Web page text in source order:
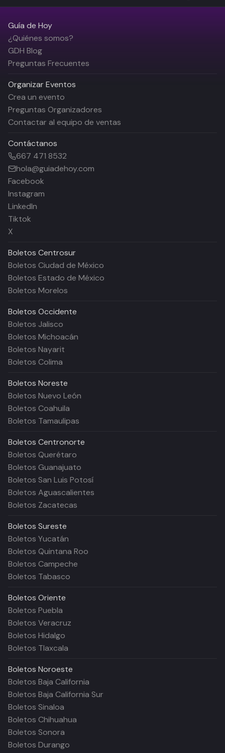
Guía de Hoy
¿Quiénes somos?
GDH Blog
Preguntas Frecuentes
Organizar Eventos
Crea un evento
Preguntas Organizadores
Contactar al equipo de ventas
Contáctanos
667 471 8532
hola@guiadehoy.com
Facebook
Instagram
LinkedIn
Tiktok
X
Boletos Centrosur
Boletos Ciudad de México
Boletos Estado de México
Boletos Morelos
Boletos Occidente
Boletos Jalisco
Boletos Michoacán
Boletos Nayarit
Boletos Colima
Boletos Noreste
Boletos Nuevo León
Boletos Coahuila
Boletos Tamaulipas
Boletos Centronorte
Boletos Querétaro
Boletos Guanajuato
Boletos San Luis Potosí
Boletos Aguascalientes
Boletos Zacatecas
Boletos Sureste
Boletos Yucatán
Boletos Quintana Roo
Boletos Campeche
Boletos Tabasco
Boletos Oriente
Boletos Puebla
Boletos Veracruz
Boletos Hidalgo
Boletos Tlaxcala
Boletos Noroeste
Boletos Baja California
Boletos Baja California Sur
Boletos Sinaloa
Boletos Chihuahua
Boletos Sonora
Boletos Durango